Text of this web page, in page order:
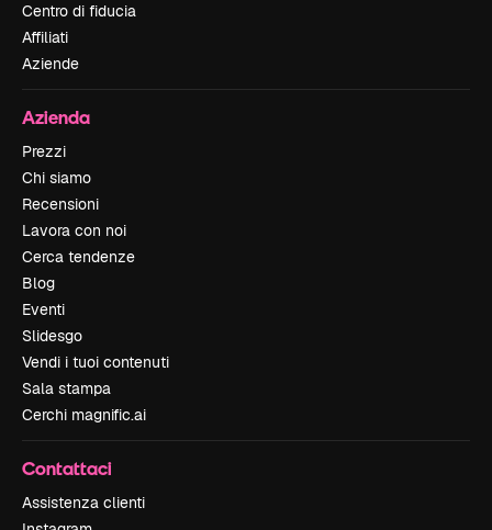
Centro di fiducia
Affiliati
Aziende
Azienda
Prezzi
Chi siamo
Recensioni
Lavora con noi
Cerca tendenze
Blog
Eventi
Slidesgo
Vendi i tuoi contenuti
Sala stampa
Cerchi magnific.ai
Contattaci
Assistenza clienti